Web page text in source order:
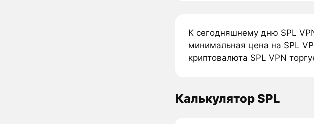
К сегодняшнему дню SPL
минимальная цена на SPL
криптовалюта SPL VPN
Калькулятор SPL